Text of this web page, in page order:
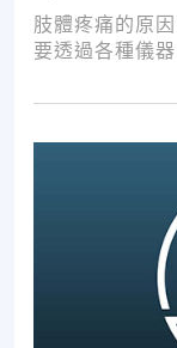
肢體疼痛的原
要透過各種儀
次推拿、按摩